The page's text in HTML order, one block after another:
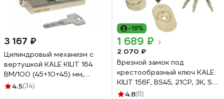
3 167 ₽
Цилиндровый механизм с
вертушкой KALE KILIT 164
BM/100 (45+10+45) мм,
никель, 5 кл. 7714
4.5(34)
-18%
1 689 ₽
2 070 ₽
Врезной замок под
крестообразный ключ KALE
KILIT 156F, BS45, 21CP, 3K, SP,
Ros, STB 156F0000003
4.8(6)